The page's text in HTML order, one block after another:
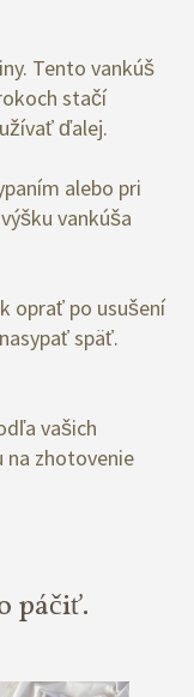
Tento vankúš
stačí
ďalej.
alebo pri
vankúša
oprať po usušení
späť.
vašich
na zhotovenie
páčiť.